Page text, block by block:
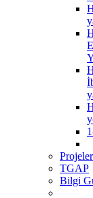
Projeler
TGAP
Bilgi